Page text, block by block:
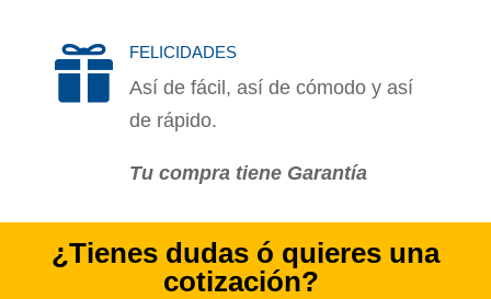
 FELICIDADES
Así de fácil, así de cómodo y así
de rápido.
Tu compra tiene Garantía
¿Tienes dudas ó quieres una
cotización?